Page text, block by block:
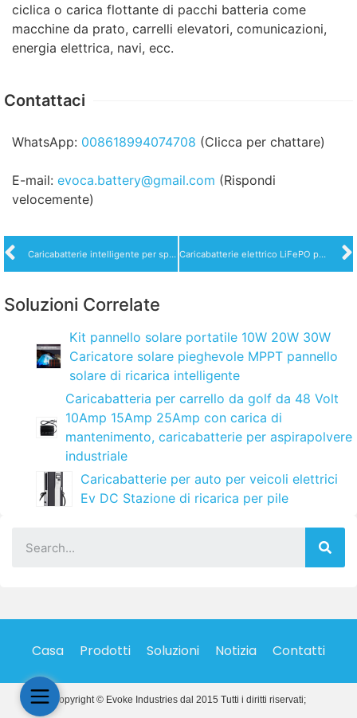
ciclica o carica flottante di pacchi batteria come
macchine da prato, carrelli elevatori, comunicazioni,
energia elettrica, navi, ecc.
Contattaci
WhatsApp: 008618994074708 (Clicca per chattare)
E-mail: evoca.battery@gmail.com (Rispondi
velocemente)
Caricabatterie intelligente per spazzatrice da pavimento Caricabatteria LiFePO4 Vendite calde Caricabatterie elettrico LiFePO per spazzatrice 36V 48V 55V
Soluzioni Correlate
Kit pannello solare portatile 10W 20W 30W
Caricatore solare pieghevole MPPT pannello
solare di ricarica intelligente
Caricabatteria per carrello da golf da 48 Volt
10Amp 15Amp 25Amp con carica di
mantenimento, caricabatterie per aspirapolvere
industriale
Caricabatterie per auto per veicoli elettrici
Ev DC Stazione di ricarica per pile
Casa Prodotti Soluzioni Notizia Contatti
Copyright © Evoke Industries dal 2015 Tutti i diritti riservati;